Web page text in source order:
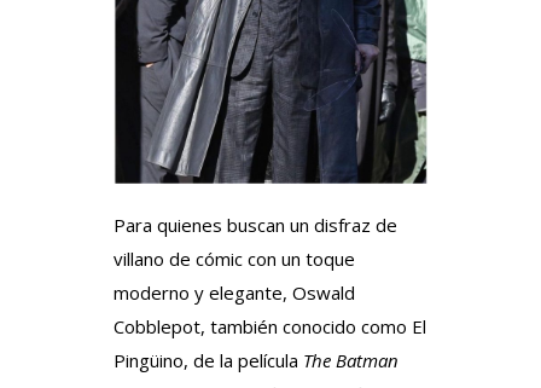
Para quienes buscan un disfraz de
villano de cómic con un toque
moderno y elegante, Oswald
Cobblepot, también conocido como El
Pingüino, de la película The Batman